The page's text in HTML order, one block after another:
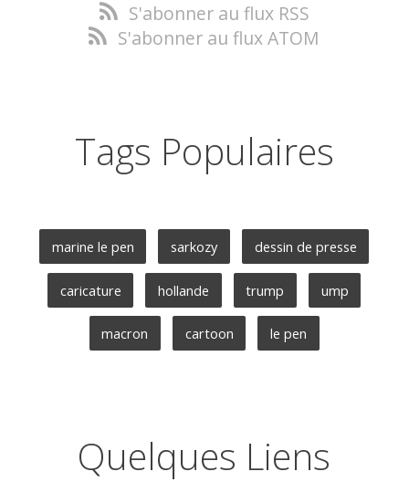
S'abonner au flux RSS
S'abonner au flux ATOM
Tags Populaires
marine le pen sarkozy dessin de presse
caricature hollande trump ump
macron cartoon le pen
Quelques Liens